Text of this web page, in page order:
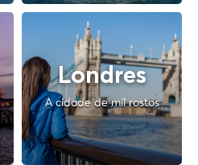
Londres
A cidade de mil rostos